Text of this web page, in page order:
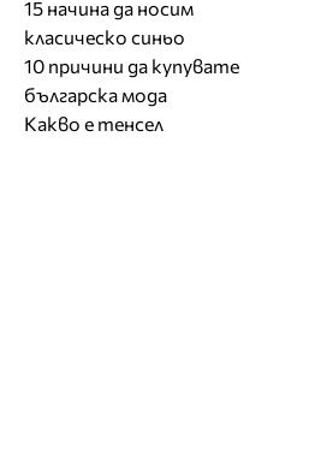
15 начина да носим
класическо синьо
10 причини да купувате
българска мода
Какво е тенсел